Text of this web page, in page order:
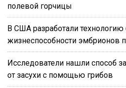
полевой горчицы
В США разработали технологию
жизнеспособности эмбрионов
Исследователи нашли способ
от засухи с помощью грибов